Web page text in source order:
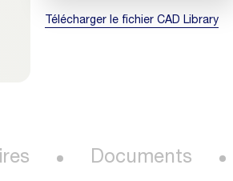
Télécharger le fichier CAD Library
Documents